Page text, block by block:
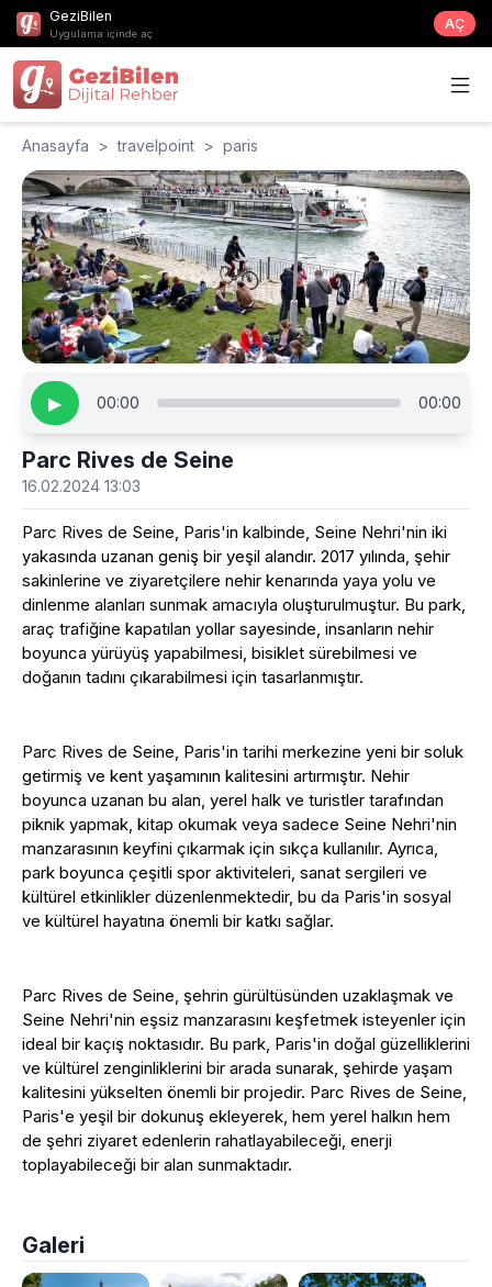
GeziBilen
Uygulama içinde aç
AÇ
Anasayfa > travelpoint > paris
▶ 00:00 00:00
Parc Rives de Seine
16.02.2024 13:03
Parc Rives de Seine, Paris'in kalbinde, Seine Nehri'nin iki
yakasında uzanan geniş bir yeşil alandır. 2017 yılında, şehir
sakinlerine ve ziyaretçilere nehir kenarında yaya yolu ve
dinlenme alanları sunmak amacıyla oluşturulmuştur. Bu park,
araç trafiğine kapatılan yollar sayesinde, insanların nehir
boyunca yürüyüş yapabilmesi, bisiklet sürebilmesi ve
doğanın tadını çıkarabilmesi için tasarlanmıştır.
Parc Rives de Seine, Paris'in tarihi merkezine yeni bir soluk
getirmiş ve kent yaşamının kalitesini artırmıştır. Nehir
boyunca uzanan bu alan, yerel halk ve turistler tarafından
piknik yapmak, kitap okumak veya sadece Seine Nehri'nin
manzarasının keyfini çıkarmak için sıkça kullanılır. Ayrıca,
park boyunca çeşitli spor aktiviteleri, sanat sergileri ve
kültürel etkinlikler düzenlenmektedir, bu da Paris'in sosyal
ve kültürel hayatına önemli bir katkı sağlar.
Parc Rives de Seine, şehrin gürültüsünden uzaklaşmak ve
Seine Nehri'nin eşsiz manzarasını keşfetmek isteyenler için
ideal bir kaçış noktasıdır. Bu park, Paris'in doğal güzelliklerini
ve kültürel zenginliklerini bir arada sunarak, şehirde yaşam
kalitesini yükselten önemli bir projedir. Parc Rives de Seine,
Paris'e yeşil bir dokunuş ekleyerek, hem yerel halkın hem
de şehri ziyaret edenlerin rahatlayabileceği, enerji
toplayabileceği bir alan sunmaktadır.
Galeri